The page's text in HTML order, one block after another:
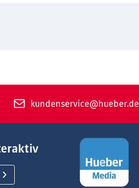
kundenservice@hueber.de